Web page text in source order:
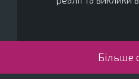
Більше